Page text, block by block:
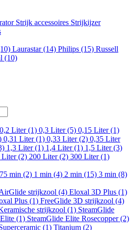
Strijk accessoires Strijkijzer
Laurastar(14) Philips (15) Russell
(10)
0,2 Liter(1) 0,3 Liter(5) 0,15 Liter(1)
0,31 Liter(1) 0,33 Liter(2) 0,35 Liter
1,3 Liter(1) 1,4 Liter(1) 1,5 Liter(3)
Liter(2) 200 Liter(2) 300 Liter(1)
min (2) 1 min (4) 2 min (15) 3 min (8)
strijkzool (4) Eloxal 3D Plus (1)
Plus (1) FreeGlide 3D strijkzool (4)
strijkzool (1) SteamGlide
(1) SteamGlide Elite Rosecopper(2)
(1) Titanium (2)